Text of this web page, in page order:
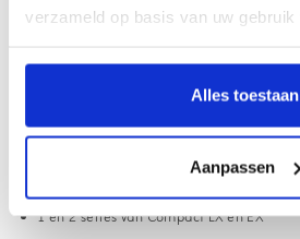
verzameld op basis van uw gebruik
Alles toestaan
Aanpassen
Gratisverzending vanaf €75,- (NL/
Informatie
Gietijzeren grillrooster, geschikt voor de
1 en 2 series van Compact LX en EX